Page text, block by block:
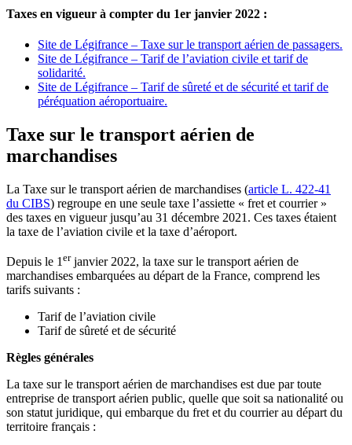
Taxes en vigueur à compter du 1er janvier 2022 :
Site de Légifrance – Taxe sur le transport aérien de passagers.
Site de Légifrance – Tarif de l’aviation civile et tarif de
solidarité.
Site de Légifrance – Tarif de sûreté et de sécurité et tarif de
péréquation aéroportuaire.
Taxe sur le transport aérien de
marchandises
La Taxe sur le transport aérien de marchandises (article L. 422-41
du CIBS) regroupe en une seule taxe l’assiette « fret et courrier »
des taxes en vigueur jusqu’au 31 décembre 2021. Ces taxes étaient
la taxe de l’aviation civile et la taxe d’aéroport.
Depuis le 1 erjanvier 2022, la taxe sur le transport aérien de
marchandises embarquées au départ de la France, comprend les
tarifs suivants :
Tarif de l’aviation civile
Tarif de sûreté et de sécurité
Règles générales
La taxe sur le transport aérien de marchandises est due par toute
entreprise de transport aérien public, quelle que soit sa nationalité ou
son statut juridique, qui embarque du fret et du courrier au départ du
territoire français :